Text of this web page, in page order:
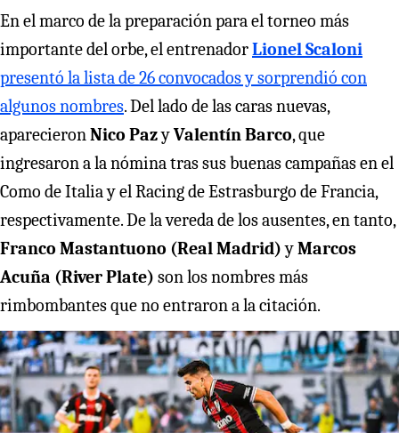
En el marco de la preparación para el torneo más
importante del orbe, el entrenadorLionel Scaloni
presentó la lista de 26 convocados y sorprendió con
algunos nombres. Del lado de las caras nuevas,
aparecieronNico PazyValentín Barco, que
ingresaron a la nómina tras sus buenas campañas en el
Como de Italia y el Racing de Estrasburgo de Francia,
respectivamente. De la vereda de los ausentes, en tanto,
Franco Mastantuono (Real Madrid)yMarcos
Acuña (River Plate) son los nombres más
rimbombantes que no entraron a la citación.